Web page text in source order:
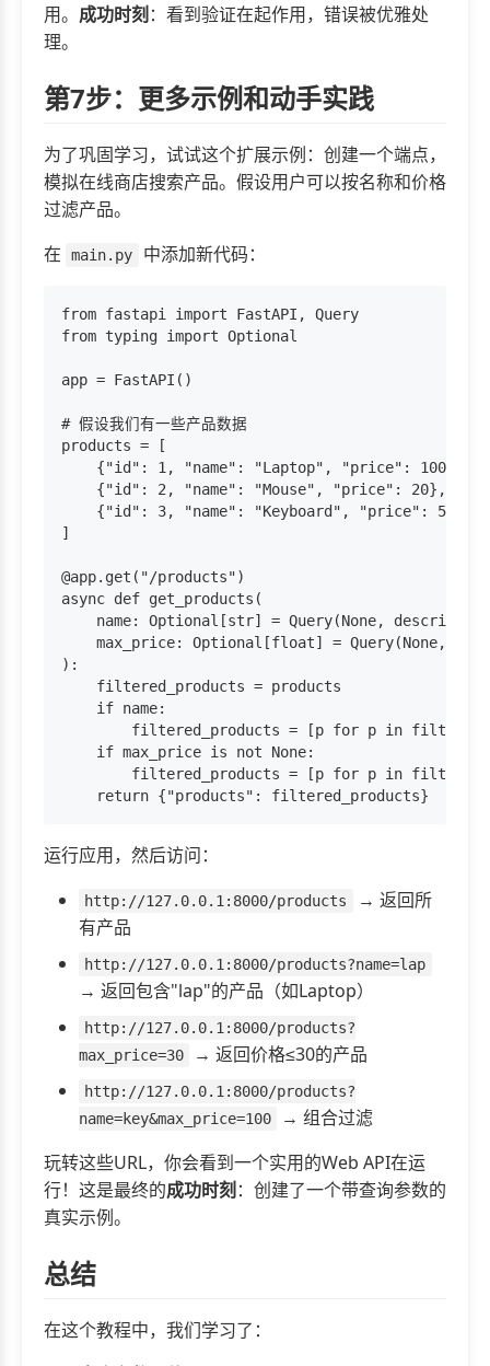
用。 成功时刻 ：看到验证在起作用，错误被优雅处
理。
第7步：更多示例和动手实践
为了巩固学习，试试这个扩展示例：创建一个端点，
模拟在线商店搜索产品。假设用户可以按名称和价格
过滤产品。
在
main.py 中添加新代码：
from fastapi import FastAPI, Query
from typing import Optional
app = FastAPI()
# 假设我们有一些产品数据
products = [
    {"id": 1, "name": "Laptop", "price": 1000},
    {"id": 2, "name": "Mouse", "price": 20},
    {"id": 3, "name": "Keyboard", "price": 50},
]
@app.get("/products")
async def get_products(
name: Optional[str] = Query(None,
max_price: Optional[float] = Query(None,
):
    filtered_products = products
    if name:
filtered_products = [p for p in
    if max_price is not None:
filtered_products = [p for p in
运行应用，然后访问：
http://127.0.0.1:8000/products
→ 返回所
有产品
http://127.0.0.1:8000/products?name=lap
→ 返回包含"lap"的产品（如Laptop）
http://127.0.0.1:8000/products?
max_price=30
→ 返回价格≤30的产品
http://127.0.0.1:8000/products?
name=key&max_price=100
→ 组合过滤
玩转这些URL，你会看到一个实用的Web API在运
行！这是最终的成功时刻 ：创建了一个带查询参数的
真实示例。
总结
在这个教程中，我们学习了：